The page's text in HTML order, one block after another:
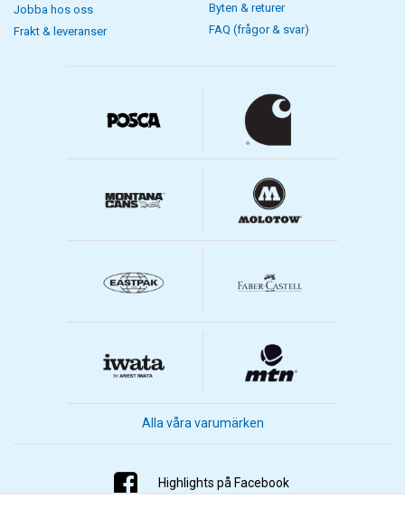
Jobba hos oss
Frakt & leveranser
Byten & returer
FAQ (frågor & svar)
Alla våra varumärken
Highlights på Facebook